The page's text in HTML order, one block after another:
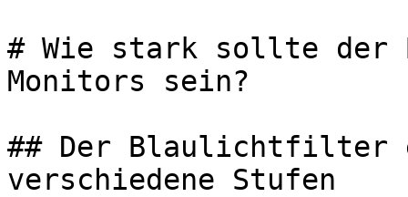
# Wie stark sollte
Monitors sein?
## Der Blaulichtfilter
verschiedene Stufen